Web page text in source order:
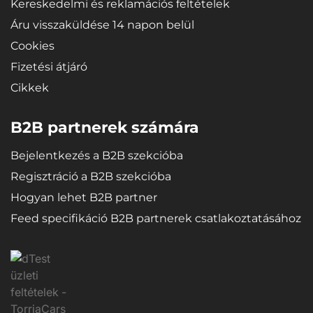
Kereskedelmi és reklamációs feltételek
Áru visszaküldése 14 napon belül
Cookies
Fizetési átjáró
Cikkek
B2B partnerek számára
Bejelentkezés a B2B szekcióba
Regisztráció a B2B szekcióba
Hogyan lehet B2B partner
Feed specifikáció B2B partnerek csatlakoztatásához